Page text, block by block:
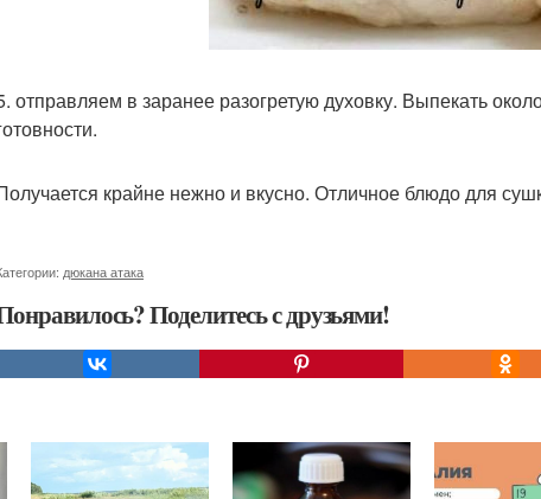
отправляем в заранее разогретую духовку. Выпекать
крайне нежно и вкусно. Отличное блюдо для
дюкана атака
Поделитесь с друзьями!